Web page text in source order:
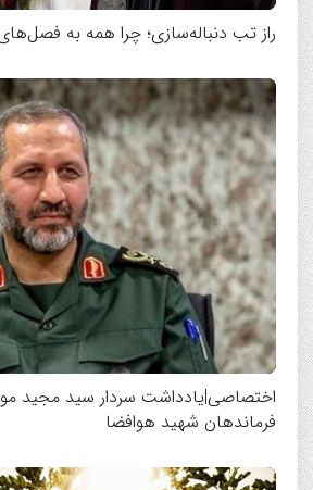
راز تب دنباله‌سازی؛ چرا همه به
اختصاصی|یادداشت سردار سید مجید
فرماندهان شهید هوافضا